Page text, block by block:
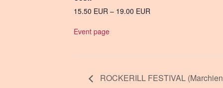
15.50 EUR – 19.00 EUR
Event page
ROCKERILL FESTIVAL